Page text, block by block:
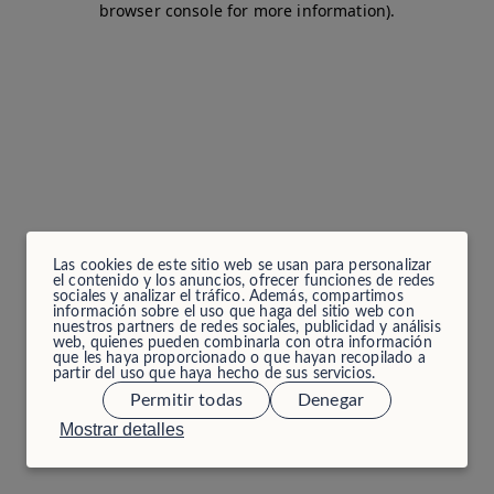
Las cookies de este sitio web se usan para personalizar
el contenido y los anuncios, ofrecer funciones de redes
sociales y analizar el tráfico. Además, compartimos
información sobre el uso que haga del sitio web con
nuestros partners de redes sociales, publicidad y análisis
web, quienes pueden combinarla con otra información
que les haya proporcionado o que hayan recopilado a
partir del uso que haya hecho de sus servicios.
Mostrar detalles
Permitir todas Denegar
browser console for more information).